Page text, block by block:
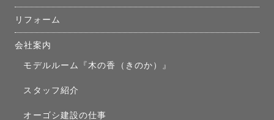
リフォーム
会社案内
モデルルーム『木の香（きのか）』
スタッフ紹介
オーゴシ建設の仕事